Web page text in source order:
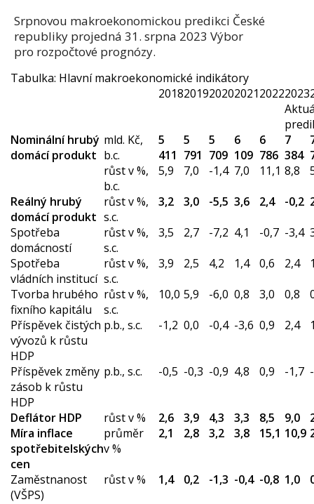
Srpnovou makroekonomickou predikci České
republiky projedná 31. srpna 2023 Výbor
pro rozpočtové prognózy.
Tabulka: Hlavní makroekonomické indikátory
201820192020202120222023
Nominální hrubý
domácí produkt
mld. Kč,
b.c.
5
411
5
791
5
709
6
109
6
786
7
384
růst v %,
b.c.
5,9 7,0 -1,4 7,0 11,1 8,8
Reálný hrubý
domácí produkt
růst v %,
s.c.
3,2 3,0 -5,5 3,6 2,4 -0,2
Spotřeba
domácností
růst v %,
s.c.
3,5 2,7 -7,2 4,1 -0,7 -3,4
Spotřeba
vládních institucí
růst v %,
s.c.
3,9 2,5 4,2 1,4 0,6 2,4
Tvorba hrubého
fixního kapitálu
růst v %,
s.c.
10,0 5,9 -6,0 0,8 3,0 0,8
Příspěvek čistých
vývozů k růstu
HDP
p.b., s.c. -1,2 0,0 -0,4 -3,6 0,9 2,4
Příspěvek změny
zásob k růstu
HDP
p.b., s.c. -0,5 -0,3 -0,9 4,8 0,9 -1,7
Deflátor HDP růst v % 2,6 3,9 4,3 3,3 8,5 9,0
Míra inflace
spotřebitelských
cen
průměr
v %
2,1 2,8 3,2 3,8 15,1 10,9
Zaměstnanost
(VŠPS)
růst v % 1,4 0,2 -1,3 -0,4 -0,8 1,0